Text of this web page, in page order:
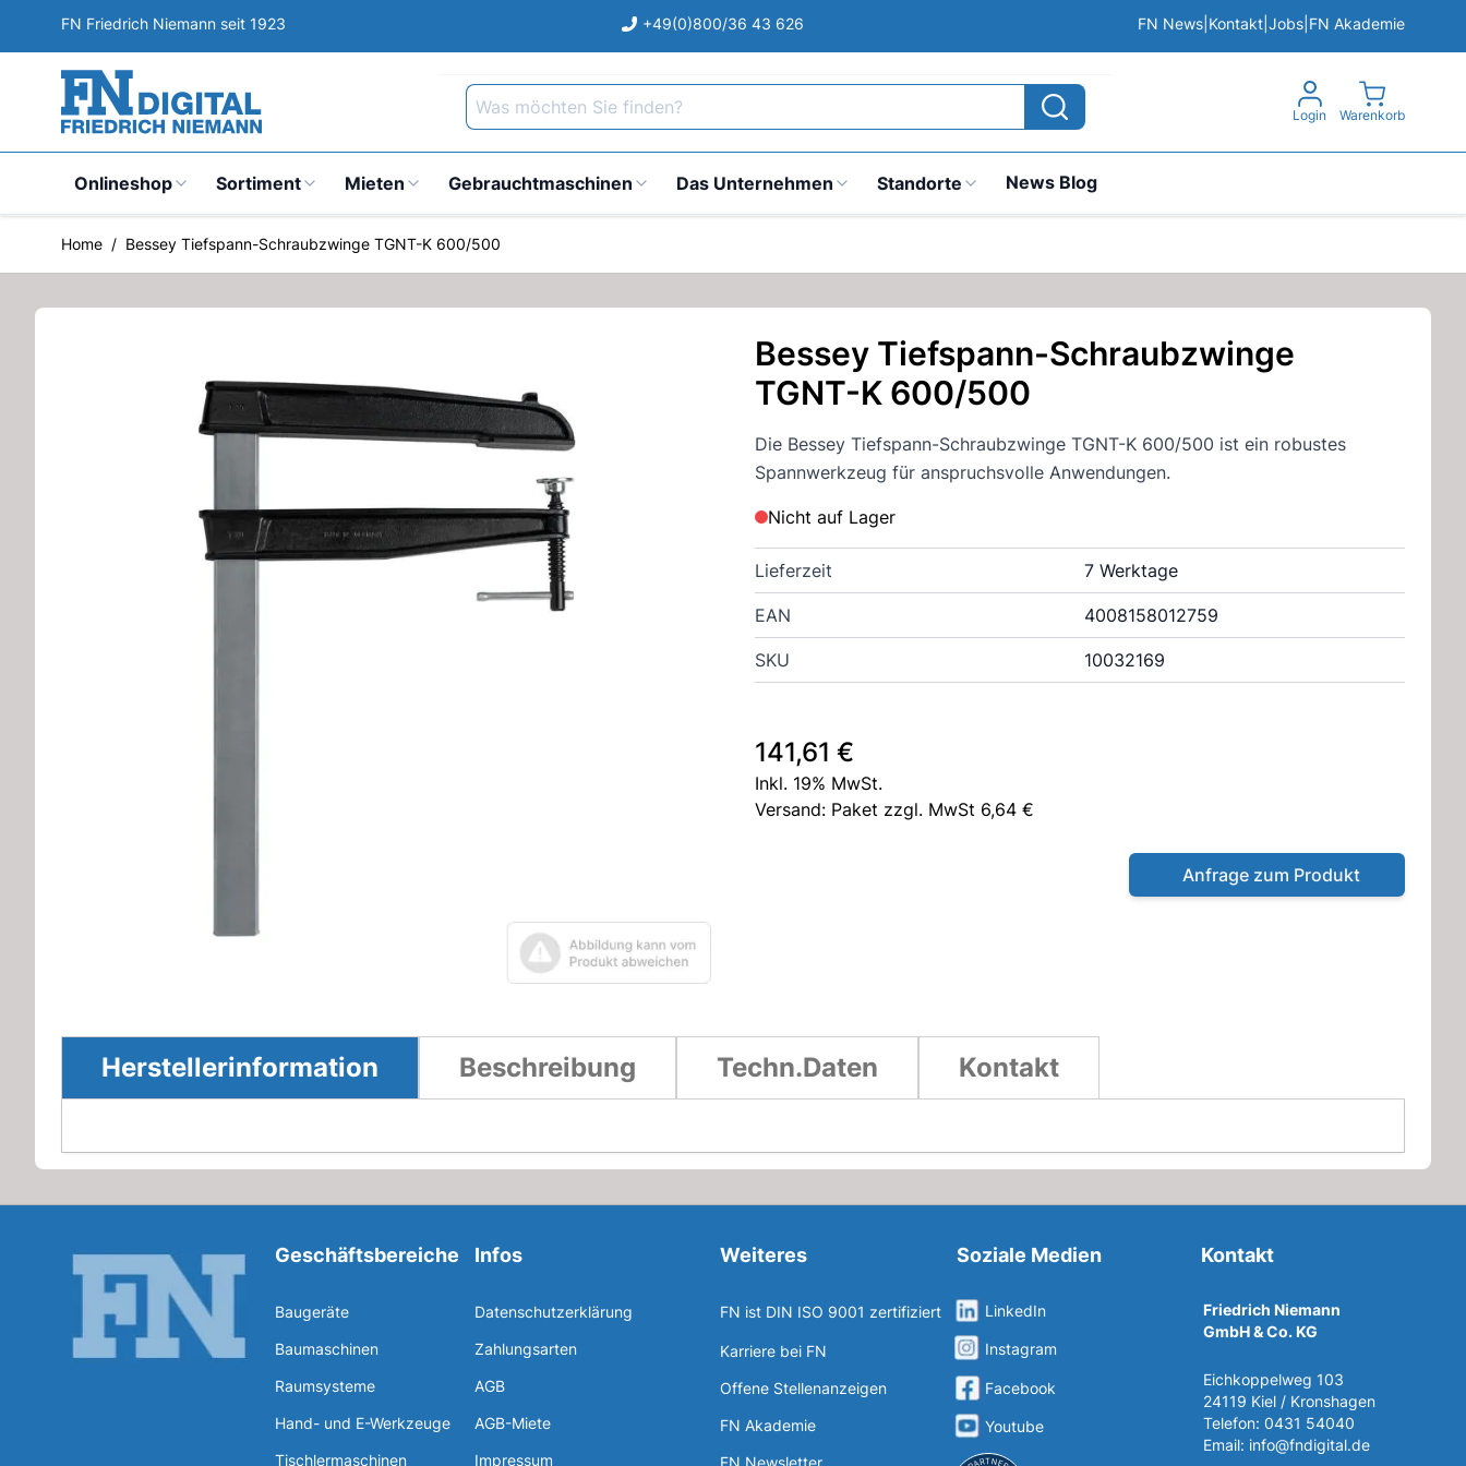
Direkt zum Inhalt
FN Friedrich Niemann seit 1923 +49(0)800/36 43 626 FN News Kontakt Jobs FN Akademie
Was möchten Sie finden?
Login
View cart,
Warenkorb
Onlineshop Sortiment Mieten Gebrauchtmaschinen Das Unternehmen Standorte News Blog
Home / Bessey Tiefspann-Schraubzwinge TGNT-K 600/500
Bessey Tiefspann-Schraubzwinge
TGNT-K 600/500
Die Bessey Tiefspann-Schraubzwinge TGNT-K 600/500 ist ein robustes
Spannwerkzeug für anspruchsvolle Anwendungen.
Nicht auf Lager
Lieferzeit 7 Werktage
EAN 4008158012759
SKU 10032169
141,61 €
Inkl. 19% MwSt.
Versand: Paket zzgl. MwSt 6,64 €
Anfrage zum Produkt
Herstellerinformation Beschreibung Techn.Daten Kontakt
Geschäftsbereiche
Baugeräte
Baumaschinen
Raumsysteme
Hand- und E-Werkzeuge
Tischlermaschinen
Infos
Datenschutzerklärung
Zahlungsarten
AGB
AGB-Miete
Impressum
Weiteres
FN ist DIN ISO 9001 zertifiziert
Karriere bei FN
Offene Stellenanzeigen
FN Akademie
FN Newsletter
Soziale Medien
LinkedIn
Instagram
Facebook
Youtube
Kontakt
Friedrich Niemann
GmbH & Co. KG
Eichkoppelweg 103
24119 Kiel / Kronshagen
Telefon: 0431 54040
Email: info@fndigital.de